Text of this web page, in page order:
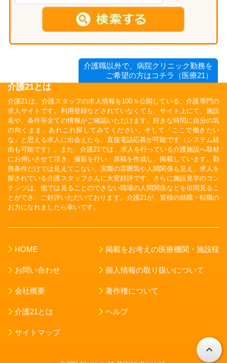
介護職以外で、病院クリニック勤務を
ご希望の方はコチラ（医療21）
介護21とは
介護21は、介護スタッフの求人情報を100％公開している、介護専門の
求人サイトです。利用登録などされていなくても、サイト上にて、施設
名や、条件等全ての情報がご確認いただけます。好きな時間に自分の気
の向くまま、あれこれ探してみてください。そして「ここで働きたい
な」と思える求人に出会えたら、直接電話応募が可能です（システム経
由も可能です）。また、介護21では、求人を行っている介護施設へ取材
にお伺いさせて頂き、撮影を行い、原稿を作成し、掲載しています。勤
務条件だけでは見えてこない、実際の雰囲気や人間関係も見え、求人を
探されている介護スタッフさんに大変好評です。さらに施設見学のコン
テンツは、他では見ることのできない職場の人間関係などを垣間見るこ
とができ、ご好評いただいております。介護21が、皆様の就職・転職の
お力になれましたら幸いです。
HOME
お問い合わせ
会社概要
介護21とは
サイトマップ
掲載をお考えの医療機関・施設様
個人情報の取り扱いについて
著作権について
ヘルプ